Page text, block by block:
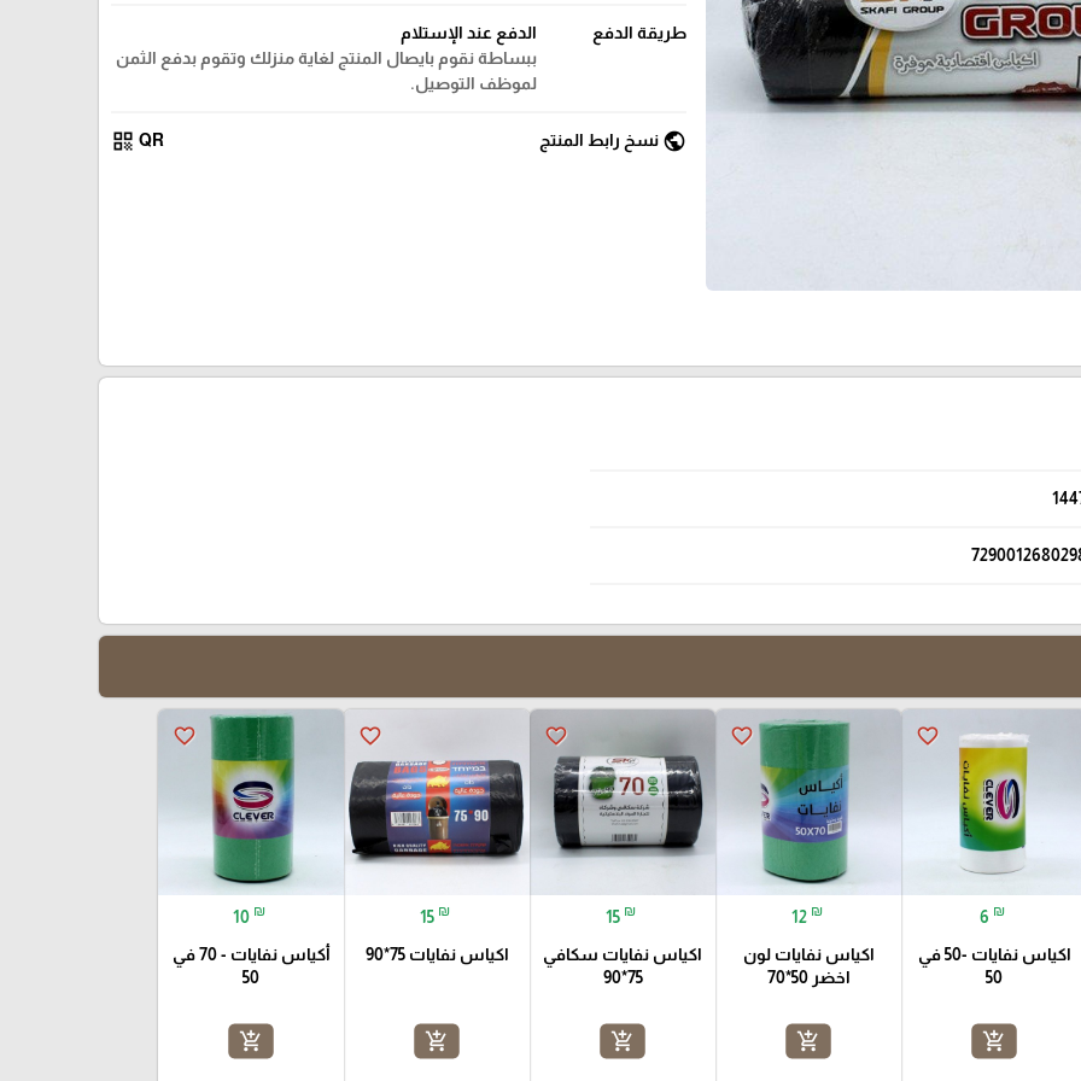
طريقة الدفع
الدفع عند الإستلام
ببساطة نقوم بايصال المنتج لغاية منزلك وتقوم بدفع الثمن
لموظف التوصيل.
public نسخ رابط المنتج QR
qr_code
favorite_border
6 ₪
اكياس نفايات -50 في
50
add_shopping_cart
favorite_border
12 ₪
اكياس نفايات لون
اخضر 50*70
add_shopping_cart
favorite_border
15 ₪
اكياس نفايات سكافي
75*90
add_shopping_cart
favorite_border
15 ₪
اكياس نفايات 75*90
add_shopping_cart
favorite_border
10 ₪
أكياس نفايات - 70 في
50
add_shopping_cart